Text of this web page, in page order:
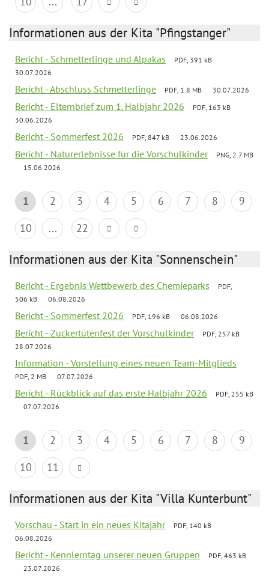
Informationen aus der Kita "Pfingstanger"
Bericht - Schmetterlinge und Alpakas
PDF, 391 kB
30.07.2026
Bericht - Abschluss Schmetterlinge PDF, 1.8 MB 30.07.2026
Bericht - Elternbrief zum 1. Halbjahr 2026
PDF, 163 kB
30.06.2026
Bericht - Sommerfest 2026 PDF, 847 kB 23.06.2026
Bericht - Naturerlebnisse für die Vorschulkinder
PNG, 2.7 MB
15.06.2026
1 2 3 4 5 6 7 8
9
10
... 22
Informationen aus der Kita "Sonnenschein"
Bericht - Ergebnis Wettbewerb des Chemieparks
PDF,
506 kB
06.08.2026
Bericht - Sommerfest 2026 PDF, 196 kB 06.08.2026
Bericht - Zuckertütenfest der Vorschulkinder
PDF, 257 kB
28.07.2026
Information - Vorstellung eines neuen Team-Mitglieds
PDF, 2 MB 07.07.2026
Bericht - Rückblick auf das erste Halbjahr 2026
PDF, 255 kB
07.07.2026
1 2 3 4 5 6 7 8
9
10
11
Informationen aus der Kita "Villa Kunterbunt"
Vorschau - Start in ein neues Kitajahr
PDF, 140 kB
06.08.2026
Bericht - Kennlerntag unserer neuen Gruppen
PDF, 463 kB
23.07.2026